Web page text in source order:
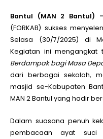
Bantul (MAN 2 Bantul) –
(FORKAB) sukses
Selasa (30/7/2025) di
Kegiatan ini mengangkat
Berdampak bagi Masa
dari berbagai sekolah,
masjid se-Kabupaten
MAN 2 Bantul yang hadir
Dalam suasana penuh
pembacaan ayat suci